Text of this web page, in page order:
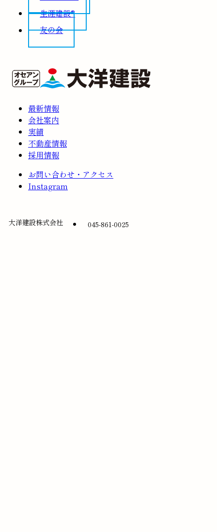
生涯建設®
友の会
最新情報
会社案内
実績
不動産情報
採用情報
お問い合わせ・アクセス
Instagram
大洋建設株式会社 045-861-0025